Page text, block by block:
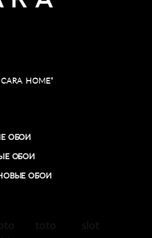
HOME”
ОБОИ
ОБОИ​
ОБОИ